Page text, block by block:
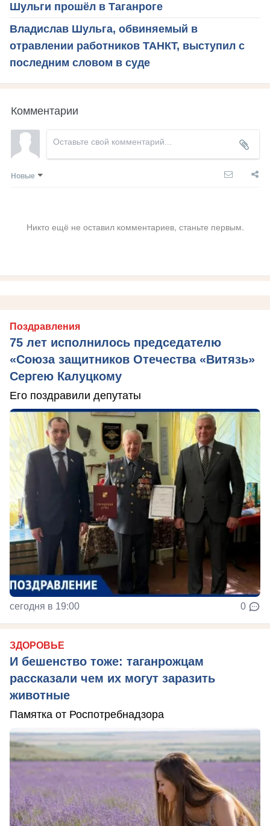
Шульги прошёл в Таганроге
Владислав Шульга, обвиняемый в
отравлении работников ТАНКТ, выступил с
последним словом в суде
Комментарии
Новые
Никто ещё не оставил комментариев, станьте первым.
Поздравления
75 лет исполнилось председателю
«Союза защитников Отечества «Витязь»
Сергею Калуцкому
Его поздравили депутаты
сегодня в 19:00 0
ЗДОРОВЬЕ
И бешенство тоже: таганрожцам
рассказали чем их могут заразить
животные
Памятка от Роспотребнадзора